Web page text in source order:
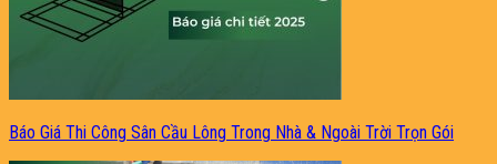
Báo Giá Thi Công Sân Cầu Lông Trong Nhà & Ngoài Trời Trọn Gói